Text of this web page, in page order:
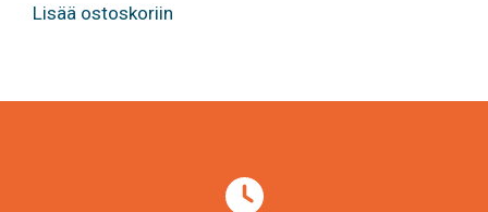
Lisää ostoskoriin